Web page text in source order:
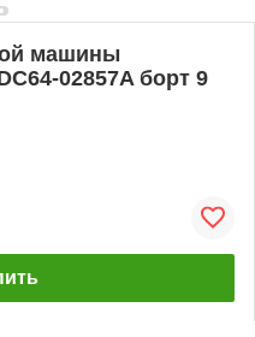
машины
02857A борт 9